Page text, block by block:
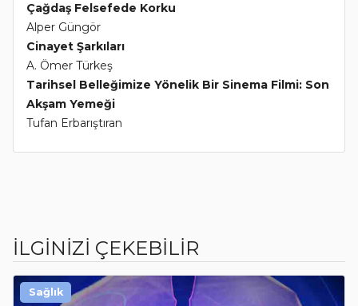
Çağdaş Felsefede Korku
Alper Güngör
Cinayet Şarkıları
A. Ömer Türkeş
Tarihsel Belleğimize Yönelik Bir Sinema Filmi: Son
Akşam Yemeği
Tufan Erbarıştıran
İLGİNİZİ ÇEKEBİLİR
Sağlık